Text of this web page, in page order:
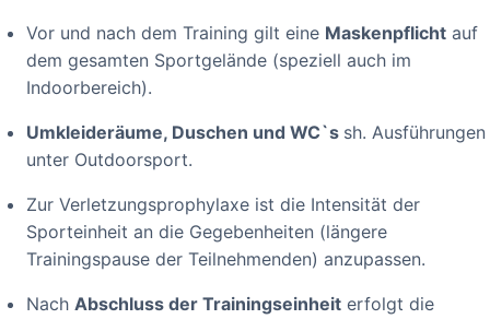
Vor und nach dem Training gilt eine Maskenpflicht auf
dem gesamten Sportgelände (speziell auch im
Indoorbereich).
Umkleideräume, Duschen und WC`s sh. Ausführungen
unter Outdoorsport.
Zur Verletzungsprophylaxe ist die Intensität der
Sporteinheit an die Gegebenheiten (längere
Trainingspause der Teilnehmenden) anzupassen.
Nach Abschluss der Trainingseinheit erfolgt die